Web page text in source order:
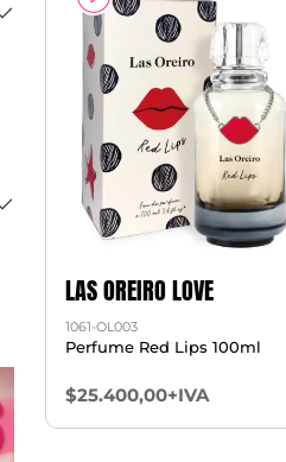
LAS OREIRO LOVE
1061-OL003
Perfume Red Lips 100ml
$25.400,00+IVA